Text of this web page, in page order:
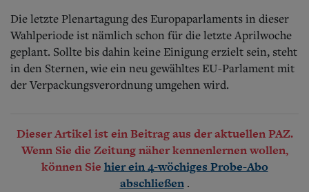
Die letzte Plenartagung des Europaparlaments in dieser
Wahlperiode ist nämlich schon für die letzte Aprilwoche
geplant. Sollte bis dahin keine Einigung erzielt sein, steht
in den Sternen, wie ein neu gewähltes EU-Parlament mit
der Verpackungsverordnung umgehen wird.
Dieser Artikel ist ein Beitrag aus der aktuellen PAZ.
Wenn Sie die Zeitung näher kennenlernen wollen,
können Sie hier ein 4-wöchiges Probe-Abo
abschließen .